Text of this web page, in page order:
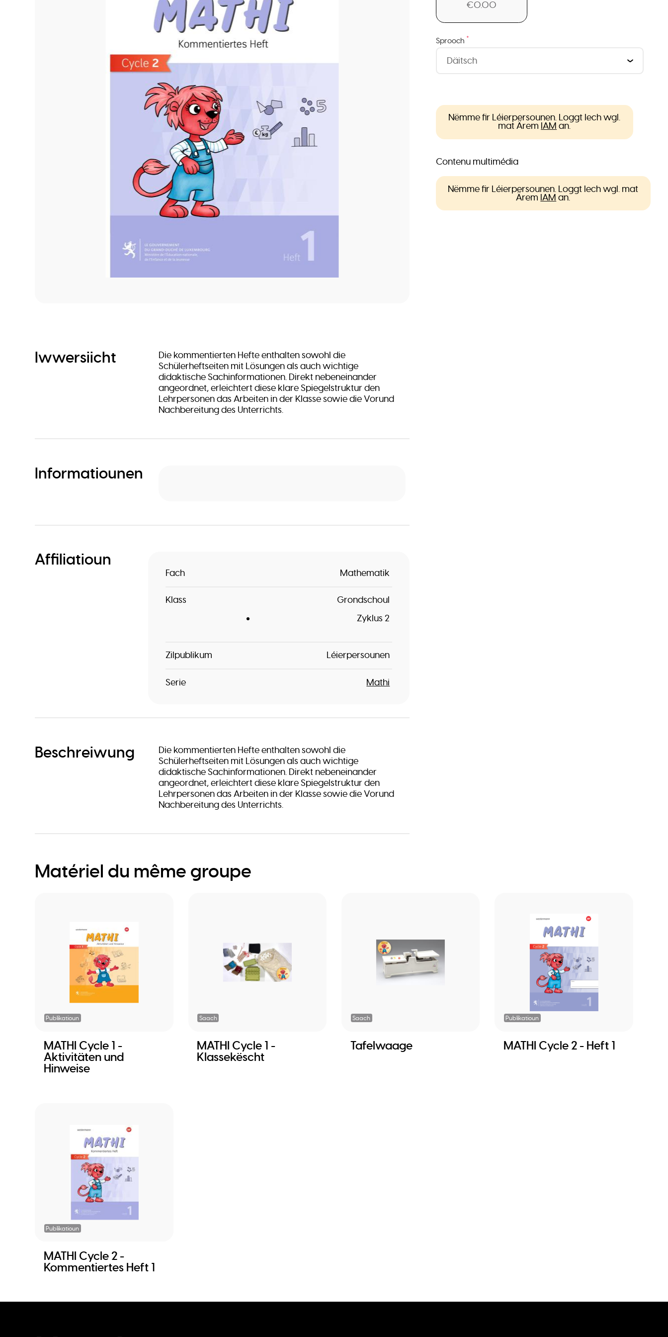
Iwwersiicht
Die kommentierten Hefte enthalten sowohl die
Schülerheftseiten mit Lösungen als auch wichtige
didaktische Sachinformationen. Direkt nebeneinander
angeordnet, erleichtert diese klare Spiegelstruktur den
Lehrpersonen das Arbeiten in der Klasse sowie die Vorund
Nachbereitung des Unterrichts.
Informatiounen
Affiliatioun
Fach Mathematik
Klass
Grondschoul
Zyklus 2
Zilpublikum Léierpersounen
Serie Mathi
Beschreiwung
Die kommentierten Hefte enthalten sowohl die
Schülerheftseiten mit Lösungen als auch wichtige
didaktische Sachinformationen. Direkt nebeneinander
angeordnet, erleichtert diese klare Spiegelstruktur den
Lehrpersonen das Arbeiten in der Klasse sowie die Vorund
Nachbereitung des Unterrichts.
€0.00
Sprooch *
Nëmme fir Léierpersounen. Loggt Iech wgl.
mat Ärem IAM an.
Contenu multimédia
Nëmme fir Léierpersounen. Loggt Iech wgl. mat
Ärem IAM an.
Matériel du même groupe
Publikatioun
MATHI Cycle 1 -
Aktivitäten und
Hinweise
Saach
MATHI Cycle 1 -
Klassekëscht
Saach
Tafelwaage
Publikatioun
MATHI Cycle 2 - Heft 1
Publikatioun
MATHI Cycle 2 -
Kommentiertes Heft 1